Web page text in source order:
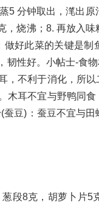
5 分钟取出，滗出
烧沸；8. 再放入味
好此菜的关键是制
性好。小帖士-食
，不利于消化，所
木耳不宜与野鸭同
豆)：蚕豆不宜与
段8克，胡萝卜片5